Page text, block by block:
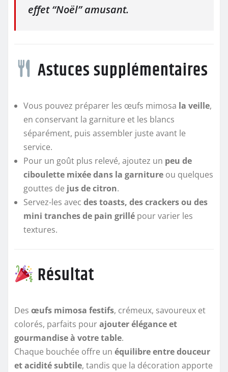
effet “Noël” amusant.
Astuces supplémentaires
Vous pouvez préparer les œufs mimosa la veille,
en conservant la garniture et les blancs
séparément, puis assembler juste avant le
service.
Pour un goût plus relevé, ajoutez un peu de
ciboulette mixée dans la garniture ou quelques
gouttes de jus de citron.
Servez-les avec des toasts, des crackers ou des
mini tranches de pain grillé pour varier les
textures.
Résultat
Des œufs mimosa festifs, crémeux, savoureux et
colorés, parfaits pourajouter élégance et
gourmandise à votre table.
Chaque bouchée offre un équilibre entre douceur
et acidité subtile, tandis que la décoration apporte